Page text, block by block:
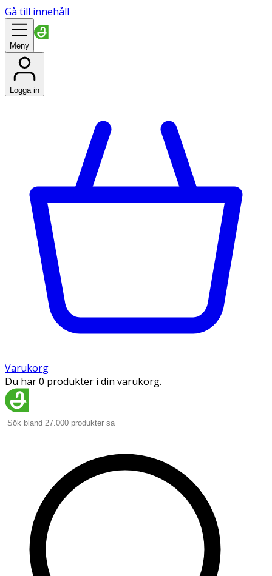
Gå till innehåll
Meny
Logga in
Varukorg
Du har 0 produkter i din varukorg.